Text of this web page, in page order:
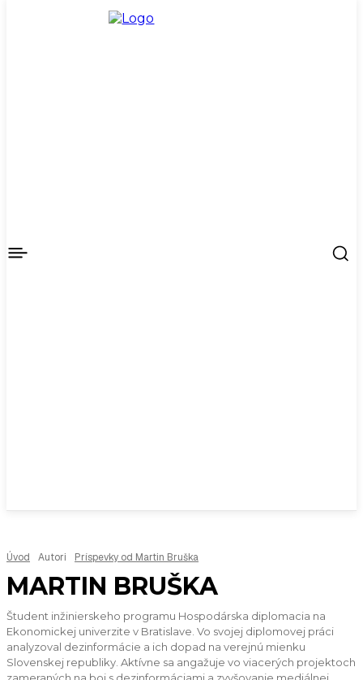
Úvod Autori Príspevky od Martin Bruška
MARTIN BRUŠKA
Študent inžinierskeho programu Hospodárska diplomacia na
Ekonomickej univerzite v Bratislave. Vo svojej diplomovej práci
analyzoval dezinformácie a ich dopad na verejnú mienku
Slovenskej republiky. Aktívne sa angažuje vo viacerých projektoch